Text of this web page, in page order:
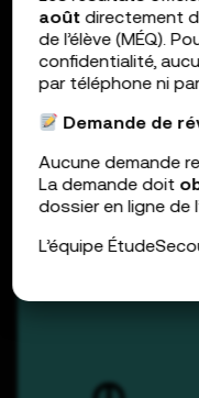
Avancer
et tous
août directement
de l’élève (MÉQ).
confidentialité,
par téléphone ni
Demande de
Aucune demande
La demande doit
dossier en ligne de
L’équipe